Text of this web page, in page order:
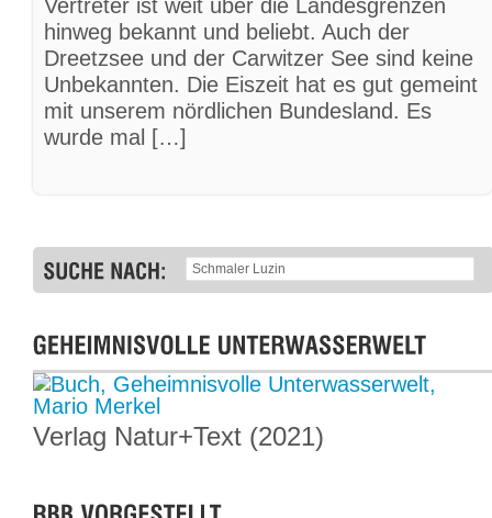
Vertreter ist weit über die Landesgrenzen
hinweg bekannt und beliebt. Auch der
Dreetzsee und der Carwitzer See sind keine
Unbekannten. Die Eiszeit hat es gut gemeint
mit unserem nördlichen Bundesland. Es
wurde mal […]
Verlag Natur+Text (2021)